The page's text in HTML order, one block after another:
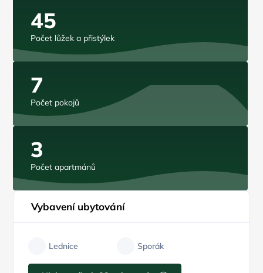
45
Počet lůžek a přistýlek
7
Počet pokojů
3
Počet apartmánů
Vybavení ubytování
Lednice Sporák